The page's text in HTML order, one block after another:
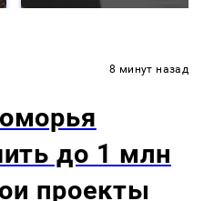
8 минут назад
до 1 млн
проекты